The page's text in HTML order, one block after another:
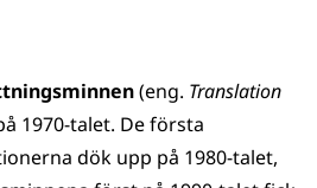
(eng. Translation
1970-talet. De första
dök upp på 1980-talet,